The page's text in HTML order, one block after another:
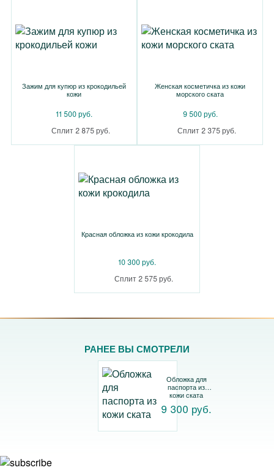
Зажим для купюр из крокодильей
кожи
11 500 руб.
Сплит 2 875 руб.
Женская косметичка из кожи
морского ската
9 500 руб.
Сплит 2 375 руб.
Красная обложка из кожи крокодила
10 300 руб.
Сплит 2 575 руб.
РАНЕЕ ВЫ СМОТРЕЛИ
Обложка для
паспорта из
кожи ската
9 300 руб.